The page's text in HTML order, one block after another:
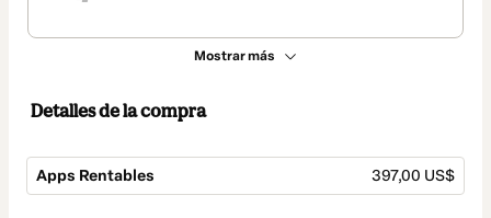
Mostrar más
Detalles de la compra
Apps Rentables 397,00 US$